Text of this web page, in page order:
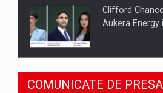
Clifford
Aukera Energy
SAPTE
DE AFACERI,
COMUNICATE DE PRESA